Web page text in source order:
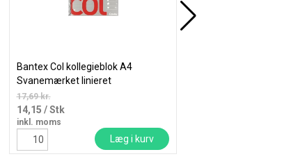
Bantex Col kollegieblok A4
Svanemærket linieret
17,69 kr.
14,15 / Stk
inkl. moms
Læg i kurv